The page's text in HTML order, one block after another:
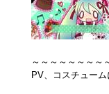
～～～～～～～～
PV、コスチューム